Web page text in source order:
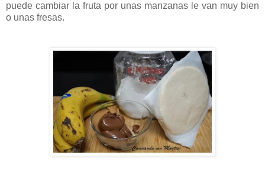
puede cambiar la fruta por unas manzanas le van muy bien
o unas fresas.